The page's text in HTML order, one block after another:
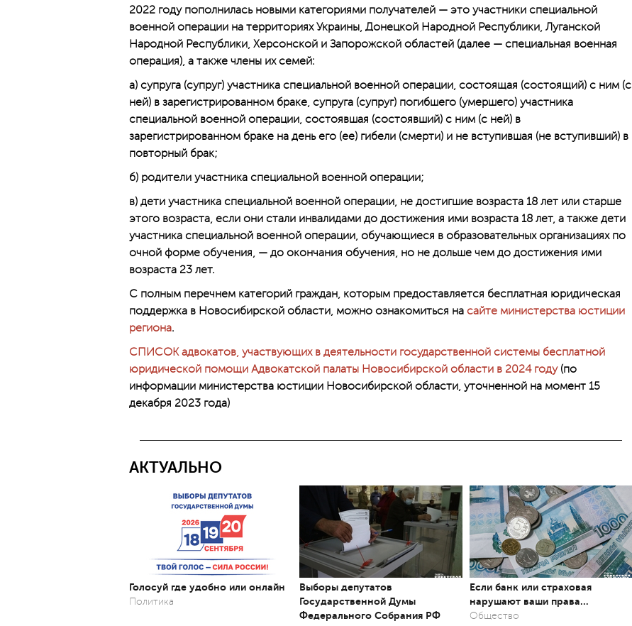
2022 году пополнилась новыми категориями получателей — это участники специальной
военной операции на территориях Украины, Донецкой Народной Республики, Луганской
Народной Респуб­лики, Херсонской и Запорожской областей (далее — специальная военная
операция), а также члены их семей:
а) супруга (супруг) участника специальной военной операции, состоящая (состоящий) с ним (с
ней) в зарегистрированном браке, супруга (супруг) погибшего (умершего) участника
специальной военной операции, состоявшая (состоявший) с ним (с ней) в
зарегистрированном браке на день его (ее) гибели (смерти) и не вступившая (не вступивший) в
повторный брак;
б) родители участника специальной военной операции;
в) дети участника специальной военной операции, не достигшие возраста 18 лет или старше
этого возраста, если они стали инвалидами до достижения ими возраста 18 лет, а также дети
участника специальной военной операции, обучающиеся в образовательных организациях по
очной форме обучения, — до окончания обучения, но не дольше чем до достижения ими
возраста 23 лет.
С полным перечнем категорий граждан, которым предоставляется бесплатная юридическая
поддержка в Новосибирской области, можно ознакомиться на сайте министерства юстиции
региона.
СПИСОК адвокатов, участвующих в деятельности государственной системы бесплатной
юридической помощи Адвокатской палаты Новосибирской области в 2024 году(по
информации министерства юстиции Новосибирской области, уточненной на момент 15
декабря 2023 года)
АКТУАЛЬНО
Голосуй где удобно или онлайн
Политика
Выборы депутатов
Государственной Думы
Федерального Собрания РФ
Если банк или страховая
нарушают ваши права…
Общество